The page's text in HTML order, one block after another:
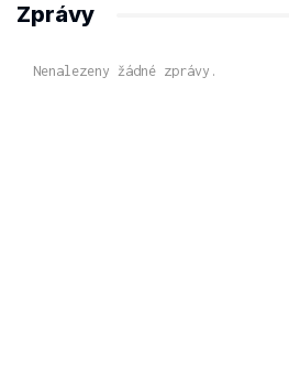
Zprávy
Nenalezeny žádné zprávy.